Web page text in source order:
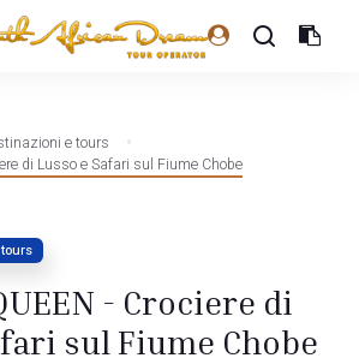
e tours
di Lusso e Safari sul Fiume Chobe
- Crociere di
sul Fiume Chobe